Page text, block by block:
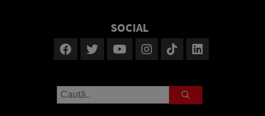
SOCIAL